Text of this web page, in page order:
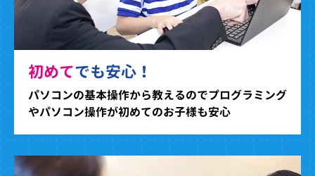
初めてでも安心！
パソコンの基本操作から教えるのでプログラミング
やパソコン操作が初めてのお子様も安心